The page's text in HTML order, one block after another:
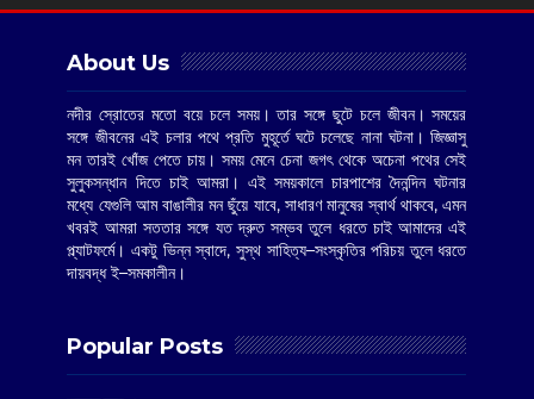
About Us
নদীর স্রোতের মতো বয়ে চলে সময়। তার সঙ্গে ছুটে চলে জীবন। সময়ের
সঙ্গে জীবনের এই চলার পথে প্রতি মুহূর্তে ঘটে চলেছে নানা ঘটনা। জিজ্ঞাসু
মন তারই খোঁজ পেতে চায়। সময় মেনে চেনা জগৎ থেকে অচেনা পথের সেই
সুলুকসন্ধান দিতে চাই আমরা। এই সময়কালে চারপাশের দৈনন্দিন ঘটনার
মধ্যে যেগুলি আম বাঙালীর মন ছুঁয়ে যাবে, সাধারণ মানুষের স্বার্থ থাকবে, এমন
খবরই আমরা সততার সঙ্গে যত দ্রুত সম্ভব তুলে ধরতে চাই আমাদের এই
প্ল্যাটফর্মে। একটু ভিন্ন স্বাদে, সুস্থ সাহিত্য–সংস্কৃতির পরিচয় তুলে ধরতে
দায়বদ্ধ ই–সমকালীন।
Popular Posts